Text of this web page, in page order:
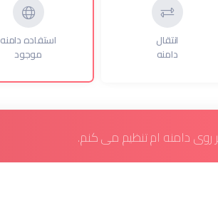
انتقال
دامنه
استفاده دامنه
موجود